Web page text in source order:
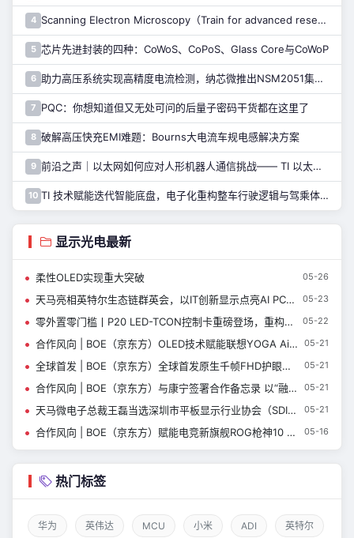
4 Scanning Electron Microscopy（Train for advanced research）扫描电子显微镜介绍（二）
5 芯片先进封装的四种：CoWoS、CoPoS、Glass Core与CoWoP
6 助力高压系统实现高精度电流检测，纳芯微推出NSM2051集成式霍尔电流传感器
7 PQC：你想知道但又无处可问的后量子密码干货都在这里了
8 破解高压快充EMI难题：Bourns大电流车规电感解决方案
9 前沿之声｜以太网如何应对人形机器人通信挑战—— TI 以太网产品系列助力解决
10 TI 技术赋能迭代智能底盘，电子化重构整车行驶逻辑与驾乘体验
显示光电最新
柔性OLED实现重大突破 05-26
天马亮相英特尔生态链群英会，以IT创新显示点亮AI PC新体验 05-23
零外置零门槛丨P20 LED-TCON控制卡重磅登场，重构LED显示体验！ 05-22
合作风向 | BOE（京东方）OLED技术赋能联想YOGA Air 14 Ultra 定义超轻薄AI PC新标杆 05-21
全球首发 | BOE（京东方）全球首发原生千帧FHD护眼电竞显示器 真千帧硬实力引领电竞高刷新时代 05-21
合作风向 | BOE（京东方）与康宁签署合作备忘录 以“融合共生”探索产业新未来 05-21
天马微电子总裁王磊当选深圳市平板显示行业协会（SDIA）第七届理事会会长 05-21
合作风向 | BOE（京东方）赋能电竞新旗舰ROG枪神10 Plus超竞版 首创BLMB动态无拖影技术开启电竞新纪元 05-16
热门标签
华为 英伟达 MCU 小米 ADI 英特尔